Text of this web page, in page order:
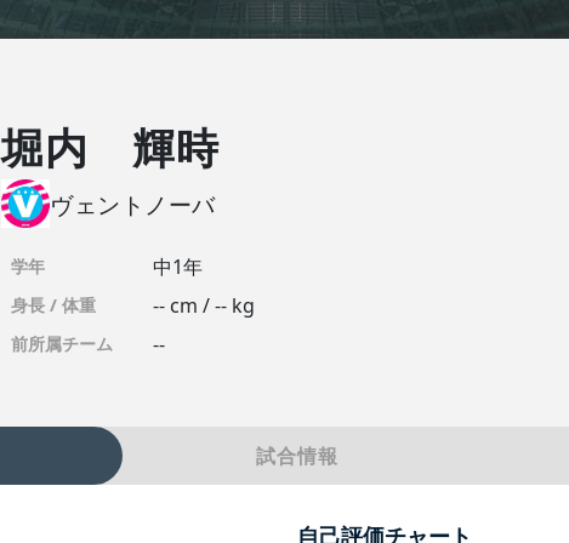
堀内 輝時
ヴェントノーバ
学年 中1年
身長 / 体重 -- cm / -- kg
前所属チーム --
試合情報
自己評価チャート